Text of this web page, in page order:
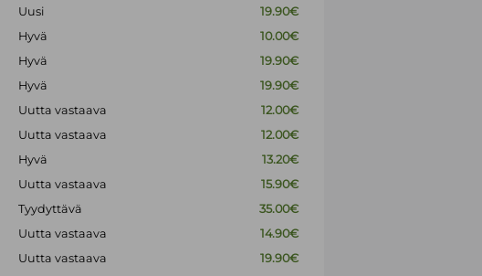
Uusi
19.90€
Hyvä
10.00€
Hyvä
19.90€
Hyvä
19.90€
Uutta vastaava
12.00€
Uutta vastaava
12.00€
Hyvä
13.20€
Uutta vastaava
15.90€
Tyydyttävä
35.00€
Uutta vastaava
14.90€
Uutta vastaava
19.90€